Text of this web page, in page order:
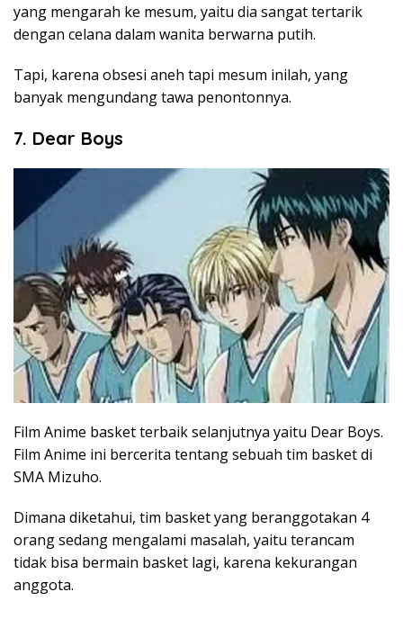
yang mengarah ke mesum, yaitu dia sangat tertarik
dengan celana dalam wanita berwarna putih.
Tapi, karena obsesi aneh tapi mesum inilah, yang
banyak mengundang tawa penontonnya.
7. Dear Boys
Film Anime basket terbaik selanjutnya yaitu Dear Boys.
Film Anime ini bercerita tentang sebuah tim basket di
SMA Mizuho.
Dimana diketahui, tim basket yang beranggotakan 4
orang sedang mengalami masalah, yaitu terancam
tidak bisa bermain basket lagi, karena kekurangan
anggota.